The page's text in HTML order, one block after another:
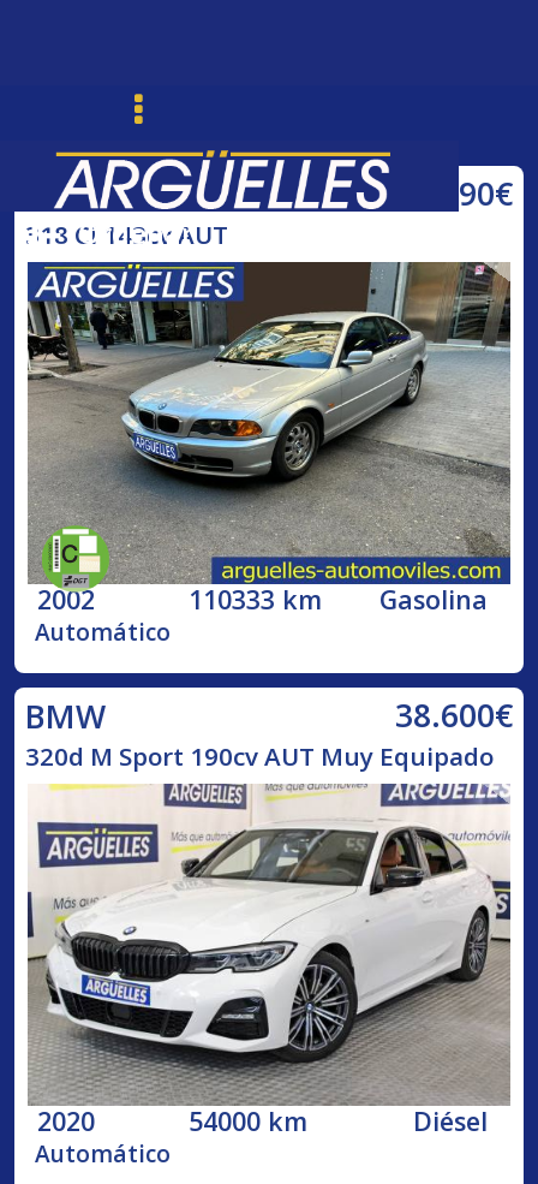
Ordenar
BMW 7.990€
318 Ci 143cv AUT
2002 110333 km Gasolina
Automático
BMW 38.600€
320d M Sport 190cv AUT Muy Equipado
2020 54000 km Diésel
Automático